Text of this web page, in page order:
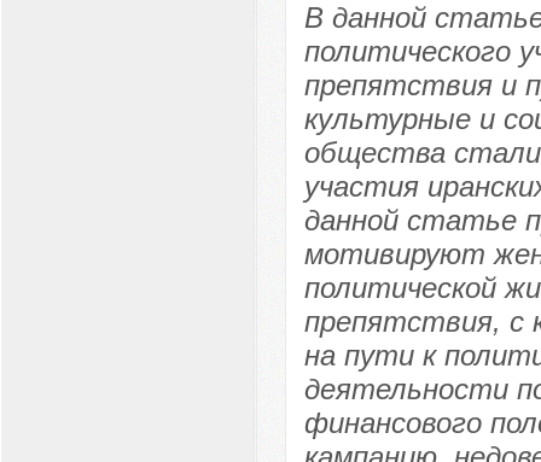
В данной
политического
препятствия и
культурные и
общества
участия
данной статье
мотивируют
политической
препятствия, с
на пути к
деятельности
финансового